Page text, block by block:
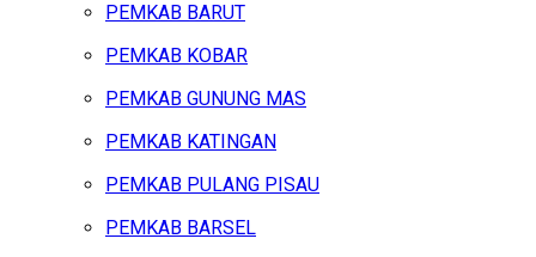
PEMKAB BARUT
PEMKAB KOBAR
PEMKAB GUNUNG MAS
PEMKAB KATINGAN
PEMKAB PULANG PISAU
PEMKAB BARSEL